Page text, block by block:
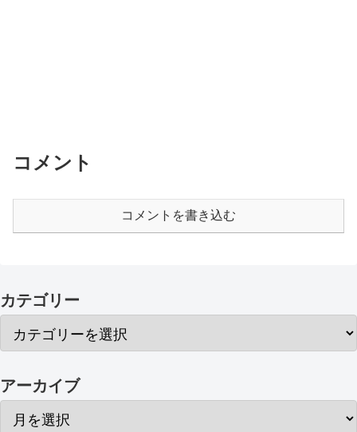
コメント
コメントを書き込む
カテゴリー
アーカイブ